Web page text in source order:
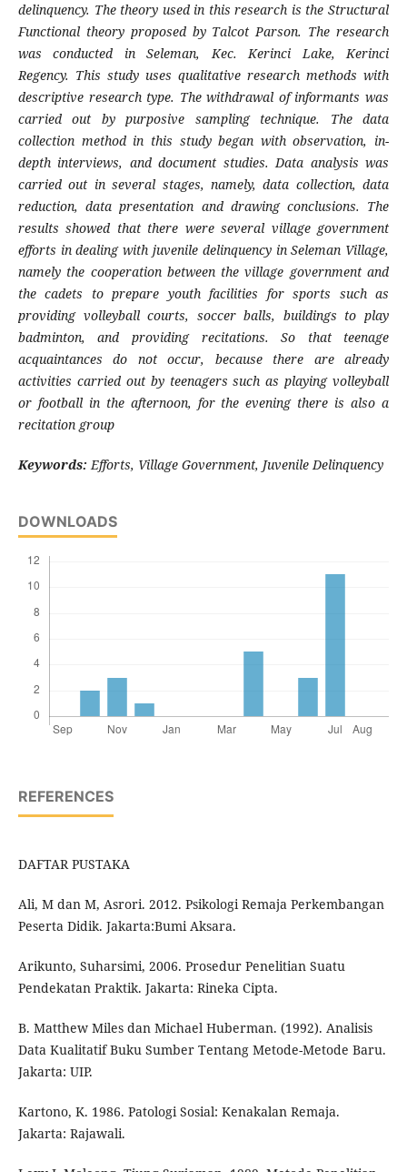
delinquency. The theory used in this research is the Structural
Functional theory proposed by Talcot Parson. The research
was conducted in Seleman, Kec. Kerinci Lake, Kerinci
Regency. This study uses qualitative research methods with
descriptive research type. The withdrawal of informants was
carried out by purposive sampling technique. The data
collection method in this study began with observation, in-
depth interviews, and document studies. Data analysis was
carried out in several stages, namely, data collection, data
reduction, data presentation and drawing conclusions. The
results showed that there were several village government
efforts in dealing with juvenile delinquency in Seleman Village,
namely the cooperation between the village government and
the cadets to prepare youth facilities for sports such as
providing volleyball courts, soccer balls, buildings to play
badminton, and providing recitations. So that teenage
acquaintances do not occur, because there are already
activities carried out by teenagers such as playing volleyball
or football in the afternoon, for the evening there is also a
recitation group
Keywords:Efforts, Village Government, Juvenile Delinquency
DOWNLOADS
REFERENCES
DAFTAR PUSTAKA
Ali, M dan M, Asrori. 2012. Psikologi Remaja Perkembangan
Peserta Didik. Jakarta:Bumi Aksara.
Arikunto, Suharsimi, 2006. Prosedur Penelitian Suatu
Pendekatan Praktik. Jakarta: Rineka Cipta.
B. Matthew Miles dan Michael Huberman. (1992). Analisis
Data Kualitatif Buku Sumber Tentang Metode-Metode Baru.
Jakarta: UIP.
Kartono, K. 1986. Patologi Sosial: Kenakalan Remaja.
Jakarta: Rajawali.